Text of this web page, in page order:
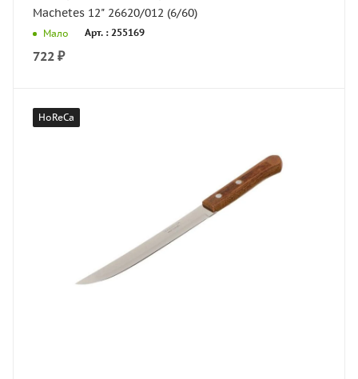
Machetes 12" 26620/012 (6/60)
Мало Арт. : 255169
722 ₽
HoReCa